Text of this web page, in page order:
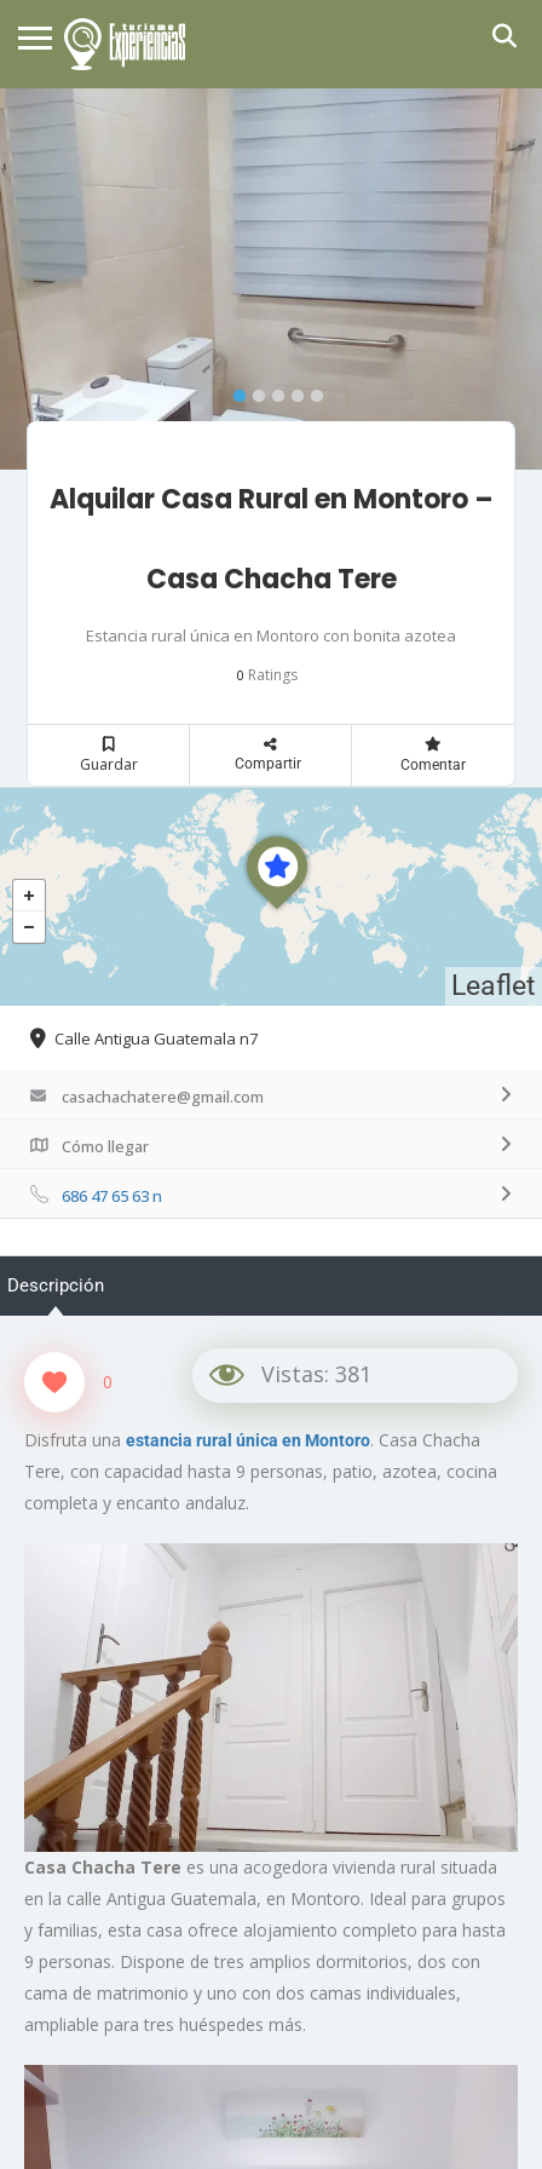
Alquilar Casa Rural en Montoro –
Casa Chacha Tere
Estancia rural única en Montoro con bonita azotea
0 Ratings
Guardar Compartir Comentar
Leaflet
Calle Antigua Guatemala n7
casachachatere@gmail.com
Cómo llegar
686 47 65 63 n
Descripción
0 Vistas: 381
Disfruta una estancia rural única en Montoro. Casa Chacha
Tere, con capacidad hasta 9 personas, patio, azotea, cocina
completa y encanto andaluz.
Casa Chacha Tere es una acogedora vivienda rural situada
en la calle Antigua Guatemala, en Montoro. Ideal para grupos
y familias, esta casa ofrece alojamiento completo para hasta
9 personas. Dispone de tres amplios dormitorios, dos con
cama de matrimonio y uno con dos camas individuales,
ampliable para tres huéspedes más.